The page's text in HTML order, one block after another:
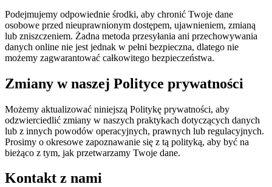
Podejmujemy odpowiednie środki, aby chronić Twoje dane
osobowe przed nieuprawnionym dostępem, ujawnieniem, zmianą
lub zniszczeniem. Żadna metoda przesyłania ani przechowywania
danych online nie jest jednak w pełni bezpieczna, dlatego nie
możemy zagwarantować całkowitego bezpieczeństwa.
Zmiany w naszej Polityce prywatności
Możemy aktualizować niniejszą Politykę prywatności, aby
odzwierciedlić zmiany w naszych praktykach dotyczących danych
lub z innych powodów operacyjnych, prawnych lub regulacyjnych.
Prosimy o okresowe zapoznawanie się z tą polityką, aby być na
bieżąco z tym, jak przetwarzamy Twoje dane.
Kontakt z nami